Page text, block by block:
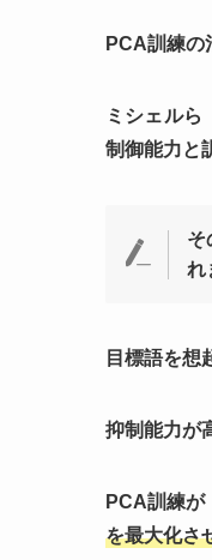
PCA訓練の
ミシェルら
制御能力と
そ
れ
目標語を想
抑制能力が
PCA訓練が
を最大化さ